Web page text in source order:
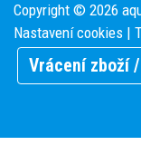
Copyright © 2026
Nastavení cookies |
Vrácení zboží